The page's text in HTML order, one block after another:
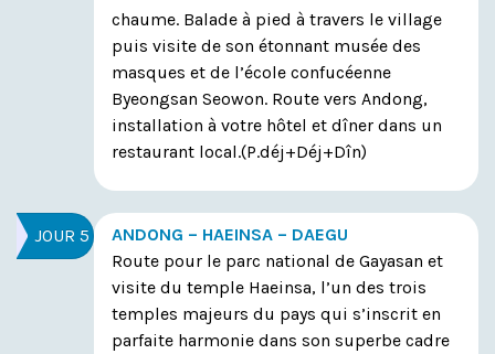
chaume. Balade à pied à travers le village
puis visite de son étonnant musée des
masques et de l’école confucéenne
Byeongsan Seowon. Route vers Andong,
installation à votre hôtel et dîner dans un
restaurant local.(P.déj+Déj+Dîn)
JOUR 5
ANDONG – HAEINSA – DAEGU
Route pour le parc national de Gayasan et
visite du temple Haeinsa, l’un des trois
temples majeurs du pays qui s’inscrit en
parfaite harmonie dans son superbe cadre